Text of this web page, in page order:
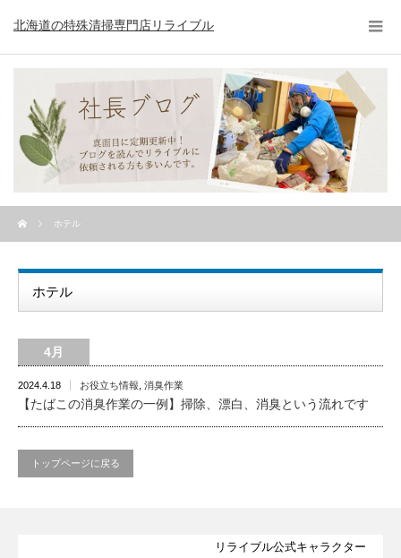
北海道の特殊清掃専門店リライブル
ホテル
ホテル
4月
2024.4.18 お役立ち情報 消臭作業
【たばこの消臭作業の一例】掃除、漂白、消臭という流れです
トップページに戻る
リライブル公式キャラクター